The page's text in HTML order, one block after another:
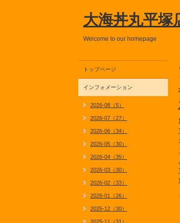
大海丼丸平塚
Welcome to our homepage
トップページ
インフォメーション
2026-08（5）
2026-07（27）
2026-06（34）
2026-05（30）
2026-04（35）
2026-03（30）
2026-02（33）
2026-01（26）
2025-12（30）
2025-11（31）